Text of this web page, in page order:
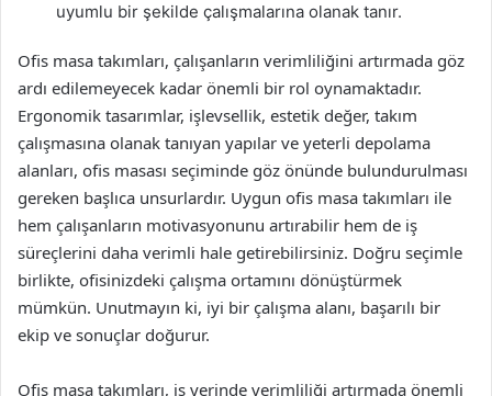
uyumlu bir şekilde çalışmalarına olanak tanır.
Ofis masa takımları, çalışanların verimliliğini artırmada göz
ardı edilemeyecek kadar önemli bir rol oynamaktadır.
Ergonomik tasarımlar, işlevsellik, estetik değer, takım
çalışmasına olanak tanıyan yapılar ve yeterli depolama
alanları, ofis masası seçiminde göz önünde bulundurulması
gereken başlıca unsurlardır. Uygun ofis masa takımları ile
hem çalışanların motivasyonunu artırabilir hem de iş
süreçlerini daha verimli hale getirebilirsiniz. Doğru seçimle
birlikte, ofisinizdeki çalışma ortamını dönüştürmek
mümkün. Unutmayın ki, iyi bir çalışma alanı, başarılı bir
ekip ve sonuçlar doğurur.
Ofis masa takımları, iş yerinde verimliliği artırmada önemli